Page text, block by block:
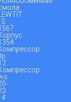
LEWTIT
S
lp
4